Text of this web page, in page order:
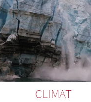
CLIMAT